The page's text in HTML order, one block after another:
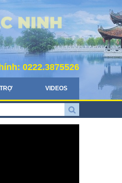
0222.3875526
VIDEOS